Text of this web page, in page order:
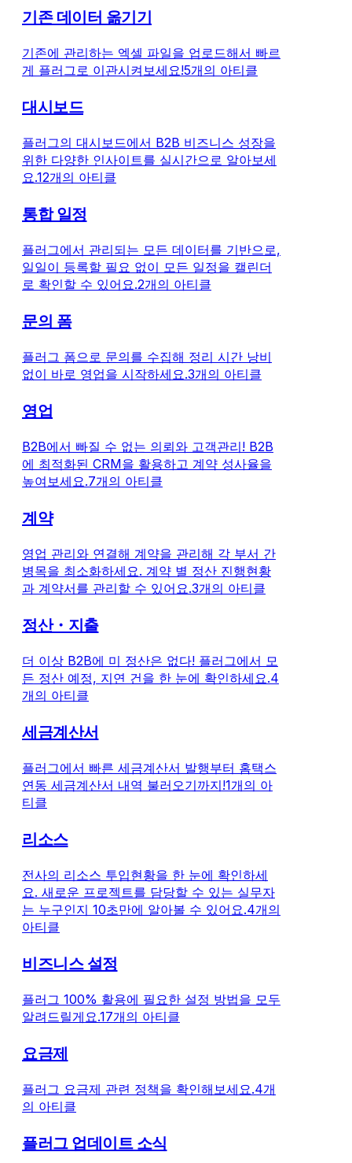
기존 데이터 옮기기
기존에 관리하는 엑셀 파일을 업로드해서 빠르
게 플러그로 이관시켜보세요!5개의 아티클
대시보드
플러그의 대시보드에서 B2B 비즈니스 성장을
위한 다양한 인사이트를 실시간으로 알아보세
요.12개의 아티클
통합 일정
플러그에서 관리되는 모든 데이터를 기반으로,
일일이 등록할 필요 없이 모든 일정을 캘린더
로 확인할 수 있어요.2개의 아티클
문의 폼
플러그 폼으로 문의를 수집해 정리 시간 낭비
없이 바로 영업을 시작하세요.3개의 아티클
영업
B2B에서 빠질 수 없는 의뢰와 고객관리! B2B
에 최적화된 CRM을 활용하고 계약 성사율을
높여보세요.7개의 아티클
계약
영업 관리와 연결해 계약을 관리해 각 부서 간
병목을 최소화하세요. 계약 별 정산 진행현황
과 계약서를 관리할 수 있어요.3개의 아티클
정산・지출
더 이상 B2B에 미 정산은 없다! 플러그에서 모
든 정산 예정, 지연 건을 한 눈에 확인하세요.4
개의 아티클
세금계산서
플러그에서 빠른 세금계산서 발행부터 홈택스
연동 세금계산서 내역 불러오기까지!1개의 아
티클
리소스
전사의 리소스 투입현황을 한 눈에 확인하세
요. 새로운 프로젝트를 담당할 수 있는 실무자
는 누구인지 10초만에 알아볼 수 있어요.4개의
아티클
비즈니스 설정
플러그 100% 활용에 필요한 설정 방법을 모두
알려드릴게요.17개의 아티클
요금제
플러그 요금제 관련 정책을 확인해보세요.4개
의 아티클
플러그 업데이트 소식